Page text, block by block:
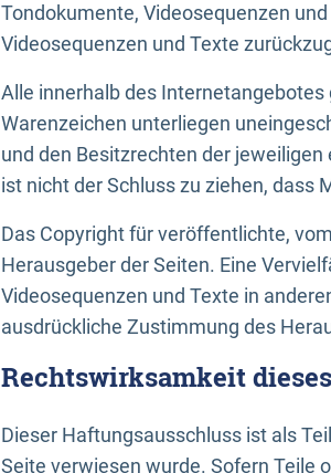
Tondokumente, Videosequenzen
Videosequenzen und Texte
Alle innerhalb des
Warenzeichen unterliegen
und den Besitzrechten der
ist nicht der Schluss zu ziehen, dass
Das Copyright für veröffentlichte,
Herausgeber der Seiten. Eine
Videosequenzen und Texte in
ausdrückliche Zustimmung des
Rechtswirksamkeit
Dieser Haftungsausschluss ist als
Seite verwiesen wurde. Sofern Teile